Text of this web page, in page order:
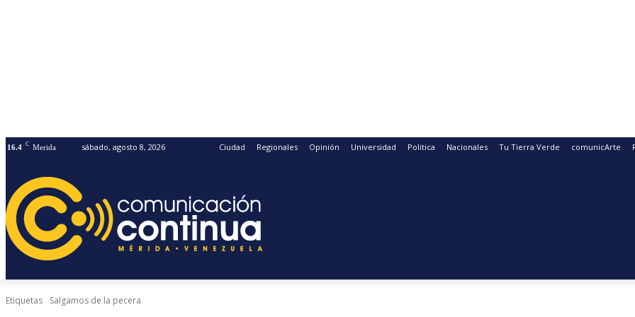
16.4 C Merida sábado, agosto 8, 2026 Ciudad Regionales Opinión Universidad Politica Nacionales Tu Tierra Verde comunicArte
Etiquetas Salgamos de la pecera